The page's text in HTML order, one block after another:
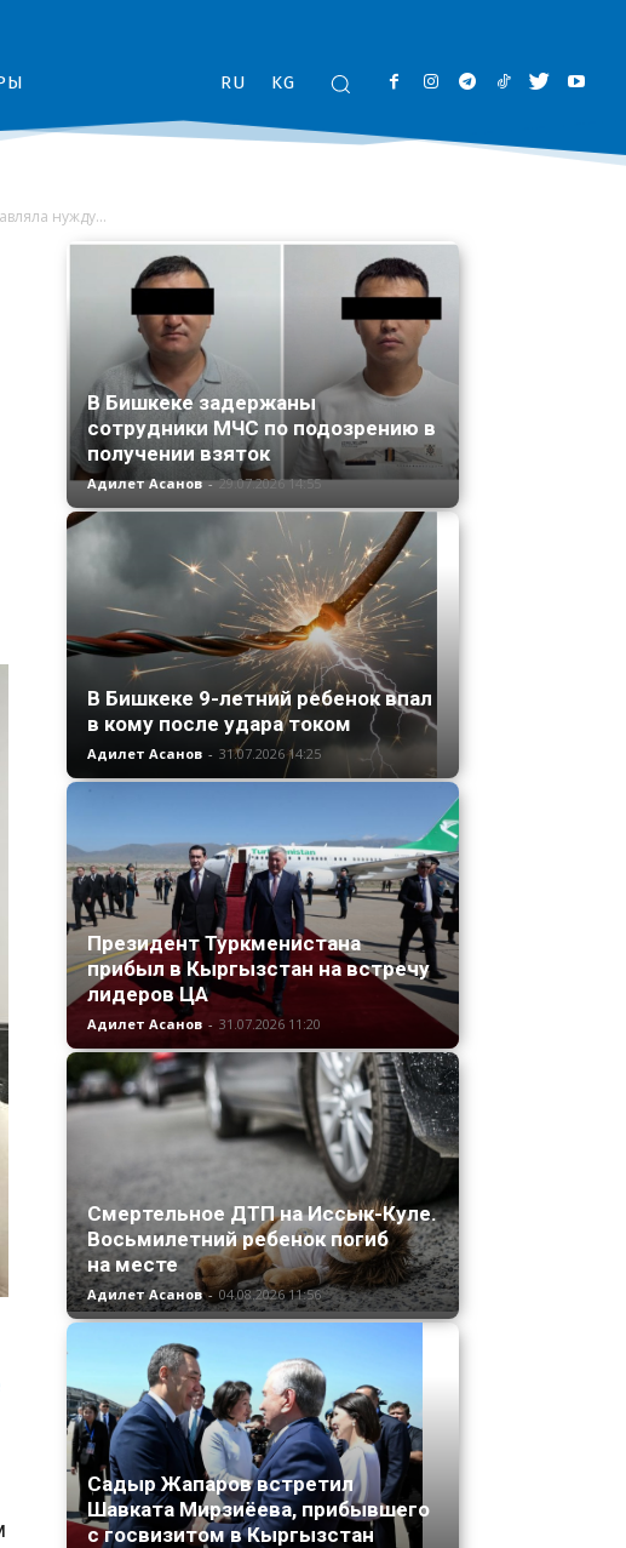
RU KG
нужду...
В Бишкеке задержаны
сотрудники МЧС по подозрению в
получении взяток
Адилет Асанов - 29.07.2026 14:55
В Бишкеке 9-летний ребенок впал
в кому после удара током
Адилет Асанов - 31.07.2026 14:25
Президент Туркменистана
прибыл в Кыргызстан на встречу
лидеров ЦА
Адилет Асанов - 31.07.2026 11:20
Смертельное ДТП на Иссык-Куле.
Восьмилетний ребенок погиб
на месте
Адилет Асанов - 04.08.2026 11:56
Садыр Жапаров встретил
Шавката Мирзиёева, прибывшего
с госвизитом в Кыргызстан